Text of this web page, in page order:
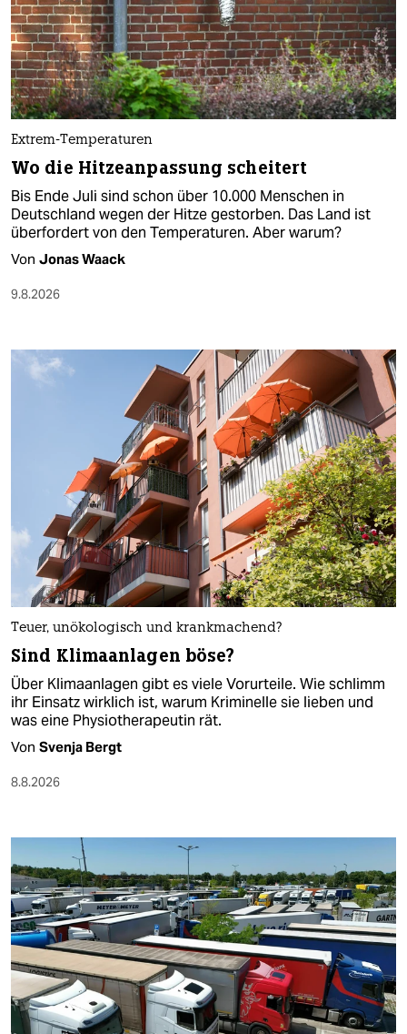
Extrem-Temperaturen
Wo die Hitzeanpassung scheitert
Bis Ende Juli sind schon über 10.000 Menschen in
Deutschland wegen der Hitze gestorben. Das Land ist
überfordert von den Temperaturen. Aber warum?
Von Jonas Waack
9.8.2026
Teuer, unökologisch und krankmachend?
Sind Klimaanlagen böse?
Über Klimaanlagen gibt es viele Vorurteile. Wie schlimm
ihr Einsatz wirklich ist, warum Kriminelle sie lieben und
was eine Physiotherapeutin rät.
Von Svenja Bergt
8.8.2026